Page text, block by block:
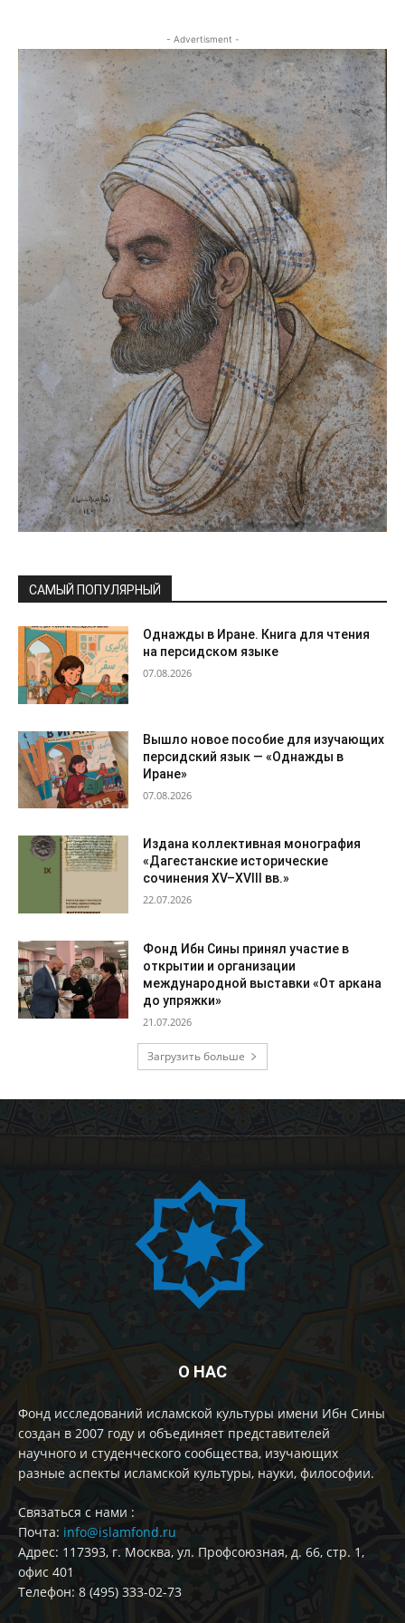
- Advertisment -
САМЫЙ ПОПУЛЯРНЫЙ
Однажды в Иране. Книга для чтения
на персидском языке
07.08.2026
Вышло новое пособие для изучающих
персидский язык — «Однажды в
Иране»
07.08.2026
Издана коллективная монография
«Дагестанские исторические
сочинения XV–XVIII вв.»
22.07.2026
Фонд Ибн Сины принял участие в
открытии и организации
международной выставки «От аркана
до упряжки»
21.07.2026
Загрузить больше
О НАС
Фонд исследований исламской культуры имени Ибн Сины
создан в 2007 году и объединяет представителей
научного и студенческого сообщества, изучающих
разные аспекты исламской культуры, науки, философии.
Cвязаться с нами :
Почта: info@islamfond.ru
Адрес: 117393, г. Москва, ул. Профсоюзная, д. 66, стр. 1,
офис 401
Телефон: 8 (495) 333-02-73